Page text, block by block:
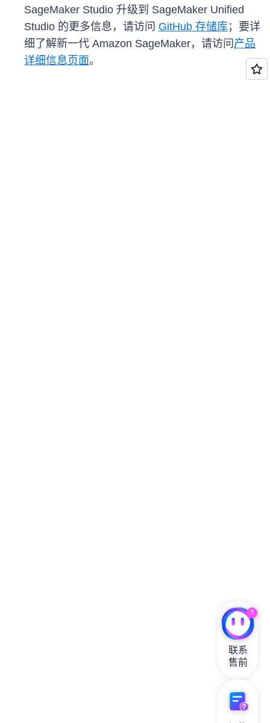
SageMaker Studio 升级到 SageMaker Unified
Studio 的更多信息，请访问 GitHub 存储库；要详
细了解新一代 Amazon SageMaker，请访问 产品
详细信息页面。
1
联系
售前